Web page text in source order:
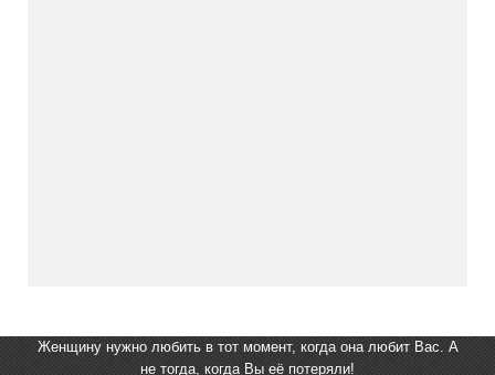
Женщину нужно любить в тот момент, когда она любит Вас. А
не тогда, когда Вы её потеряли!